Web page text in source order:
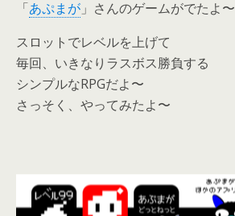
「あぷまが 」さんのゲームがでたよ〜
スロットでレベルを上げて
毎回、いきなりラスボス勝負する
シンプルなRPGだよ〜
さっそく、やってみたよ〜